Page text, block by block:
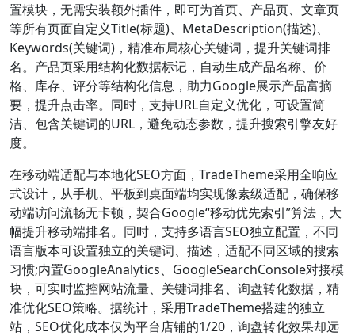
置模块，无需安装额外插件，即可为首页、产品页、文章页
等所有页面自定义Title(标题)、MetaDescription(描述)、
Keywords(关键词)，精准布局核心关键词，提升关键词排
名。产品页采用结构化数据标记，自动生成产品名称、价
格、库存、评分等结构化信息，助力Google展示产品富摘
要，提升点击率。同时，支持URL自定义优化，可设置简
洁、包含关键词的URL，避免动态参数，提升搜索引擎友好
度。
在移动端适配与本地化SEO方面，TradeTheme采用全响应
式设计，从手机、平板到桌面端均实现像素级适配，确保移
动端访问流畅无卡顿，契合Google“移动优先索引”算法，大
幅提升移动端排名。同时，支持多语言SEO独立配置，不同
语言版本可设置独立的关键词、描述，适配不同区域的搜索
习惯;内置GoogleAnalytics、GoogleSearchConsole对接模
块，可实时监控网站流量、关键词排名、询盘转化数据，精
准优化SEO策略。据统计，采用TradeTheme搭建的独立
站，SEO优化成本仅为平台店铺的1/20，询盘转化效果却远